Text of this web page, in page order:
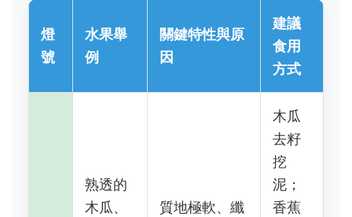
燈
號
水果舉
例
關鍵特性與原
因
建議
食用
方式
熟透的
木瓜、
質地極軟、纖
木瓜
去籽
挖
泥；
香蕉